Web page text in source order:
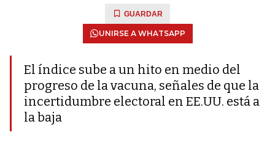
GUARDAR
UNIRSE A WHATSAPP
El índice sube a un hito en medio del
progreso de la vacuna, señales de que la
incertidumbre electoral en EE.UU. está a
la baja